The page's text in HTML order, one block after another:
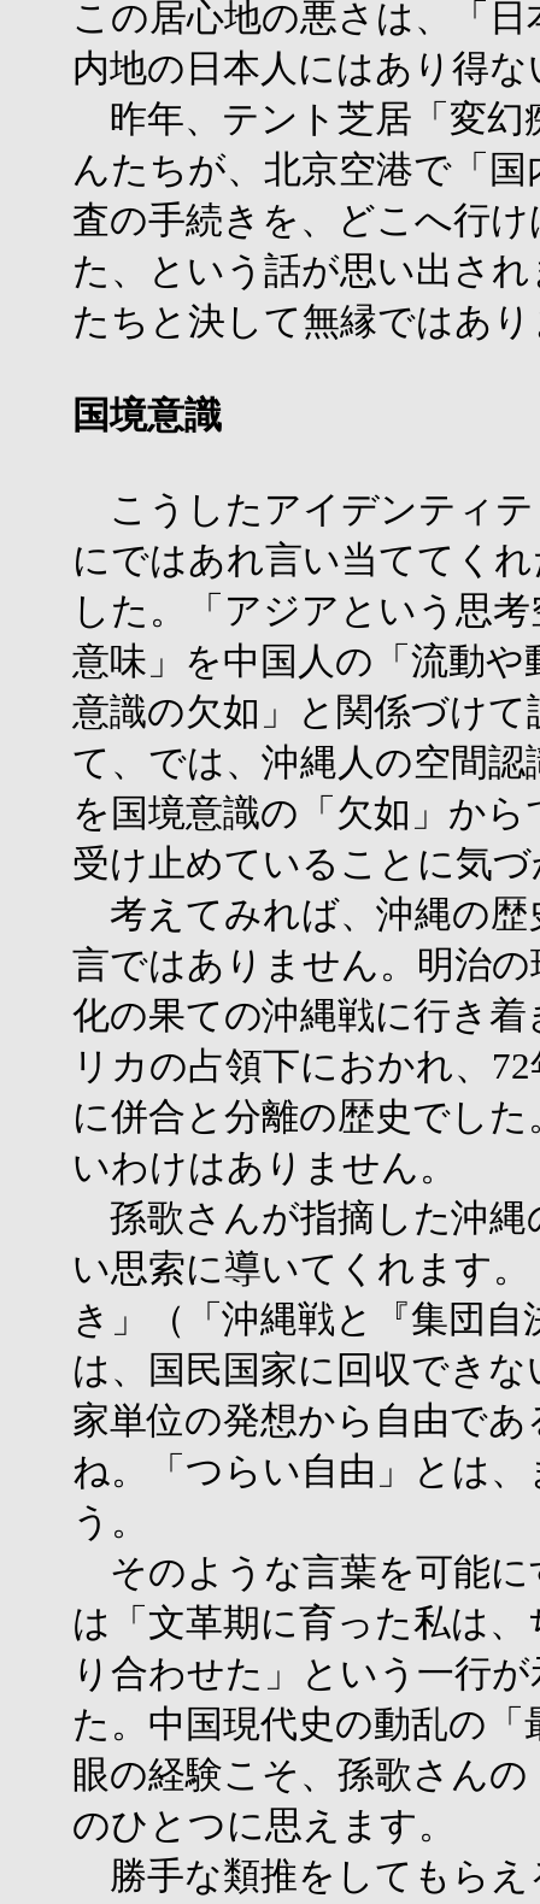
この居心地の悪さは、「
内地の日本人にはあり得
昨年、テント芝居「変幻
んたちが、北京空港で「
査の手続きを、どこへ行
た、という話が思い出さ
たちと決して無縁ではあ
国境意識
こうしたアイデンティテ
にではあれ言い当ててく
した。「アジアという思
意味」を中国人の「流動
意識の欠如」と関係づけ
て、では、沖縄人の空間
を国境意識の「欠如」か
受け止めていることに気
考えてみれば、沖縄の歴
言ではありません。明治
化の果ての沖縄戦に行き
リカの占領下におかれ、
に併合と分離の歴史でし
いわけはありません。
孫歌さんが指摘した沖縄
い思索に導いてくれます
き」（「沖縄戦と『集団
は、国民国家に回収でき
家単位の発想から自由で
ね。「つらい自由」とは
う。
そのような言葉を可能に
は「文革期に育った私は
り合わせた」という一行
た。中国現代史の動乱の
眼の経験こそ、孫歌さん
のひとつに思えます。
勝手な類推をしてもらえ